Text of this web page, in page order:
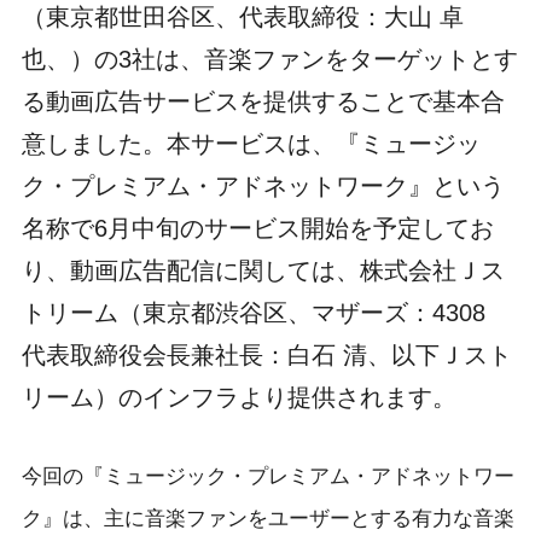
（東京都世田谷区、代表取締役：大山 卓
也、）の3社は、音楽ファンをターゲットとす
る動画広告サービスを提供することで基本合
意しました。本サービスは、『ミュージッ
ク・プレミアム・アドネットワーク』という
名称で6月中旬のサービス開始を予定してお
り、動画広告配信に関しては、株式会社Ｊス
トリーム（東京都渋谷区、マザーズ：4308
代表取締役会長兼社長：白石 清、以下Ｊスト
リーム）のインフラより提供されます。
今回の『ミュージック・プレミアム・アドネットワー
ク』は、主に音楽ファンをユーザーとする有力な音楽